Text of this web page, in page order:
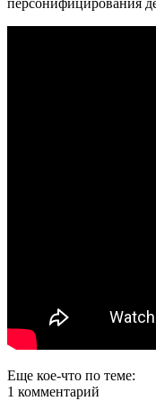
персонифицирования
Еще кое-что по теме:
1 комментарий